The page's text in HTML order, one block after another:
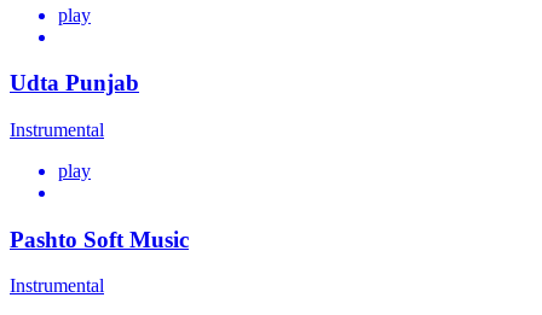
play
Udta Punjab
Instrumental
play
Pashto Soft Music
Instrumental